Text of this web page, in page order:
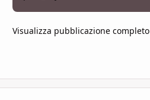
Visualizza pubblicazione completo